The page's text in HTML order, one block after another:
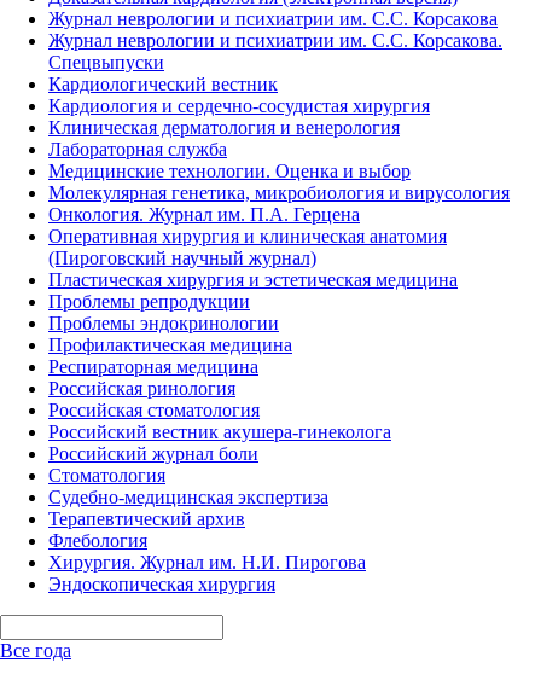
Журнал неврологии и психиатрии им. С.С. Корсакова
Журнал неврологии и психиатрии им. С.С. Корсакова.
Спецвыпуски
Кардиологический вестник
Кардиология и сердечно-сосудистая хирургия
Клиническая дерматология и венерология
Лабораторная служба
Медицинские технологии. Оценка и выбор
Молекулярная генетика, микробиология и вирусология
Онкология. Журнал им. П.А. Герцена
Оперативная хирургия и клиническая анатомия
(Пироговский научный журнал)
Пластическая хирургия и эстетическая медицина
Проблемы репродукции
Проблемы эндокринологии
Профилактическая медицина
Респираторная медицина
Российская ринология
Российская стоматология
Российский вестник акушера-гинеколога
Российский журнал боли
Стоматология
Судебно-медицинская экспертиза
Терапевтический архив
Флебология
Хирургия. Журнал им. Н.И. Пирогова
Эндоскопическая хирургия
Все года